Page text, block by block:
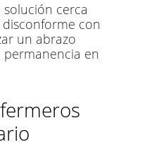
cerca
con
un abrazo
en